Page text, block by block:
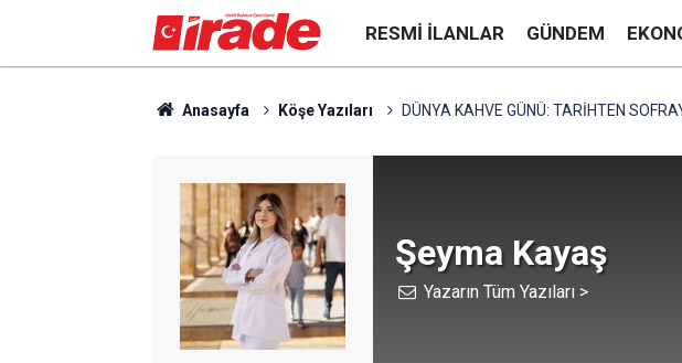
RESMI İLANLAR GÜNDEM
Anasayfa Köşe Yazıları DÜNYA KAHVE GÜNÜ: TARİHTEN
Şeyma Kayaş
Yazarın Tüm Yazıları >